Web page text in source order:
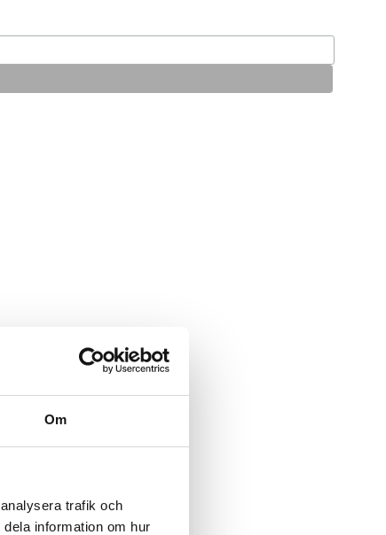
Om
trafik och
information om hur